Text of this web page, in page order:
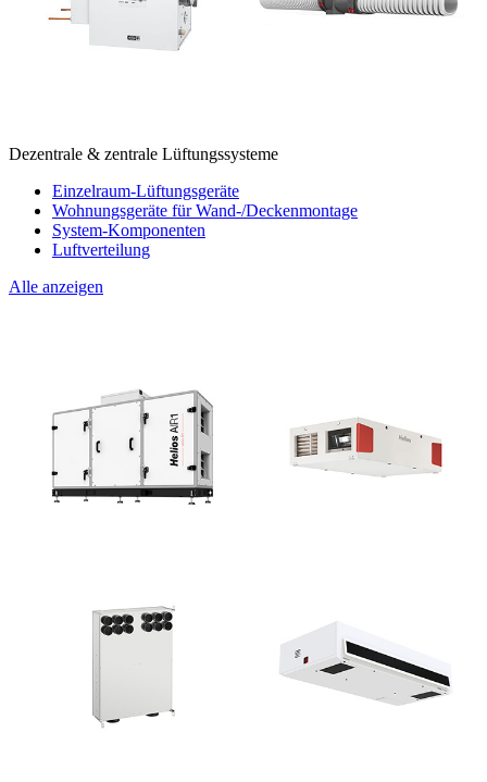
Dezentrale & zentrale Lüftungssysteme
Einzelraum-Lüftungsgeräte
Wohnungsgeräte für Wand-/Deckenmontage
System-Komponenten
Luftverteilung
Alle anzeigen